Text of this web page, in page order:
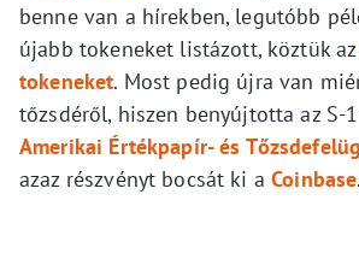
benne van a hírekben, legutóbb
újabb tokeneket listázott, köztük az
tokeneket. Most pedig újra van
tőzsdéről, hiszen benyújtotta az S-
Amerikai Értékpapír- és
azaz részvényt bocsát ki aCoinbase.